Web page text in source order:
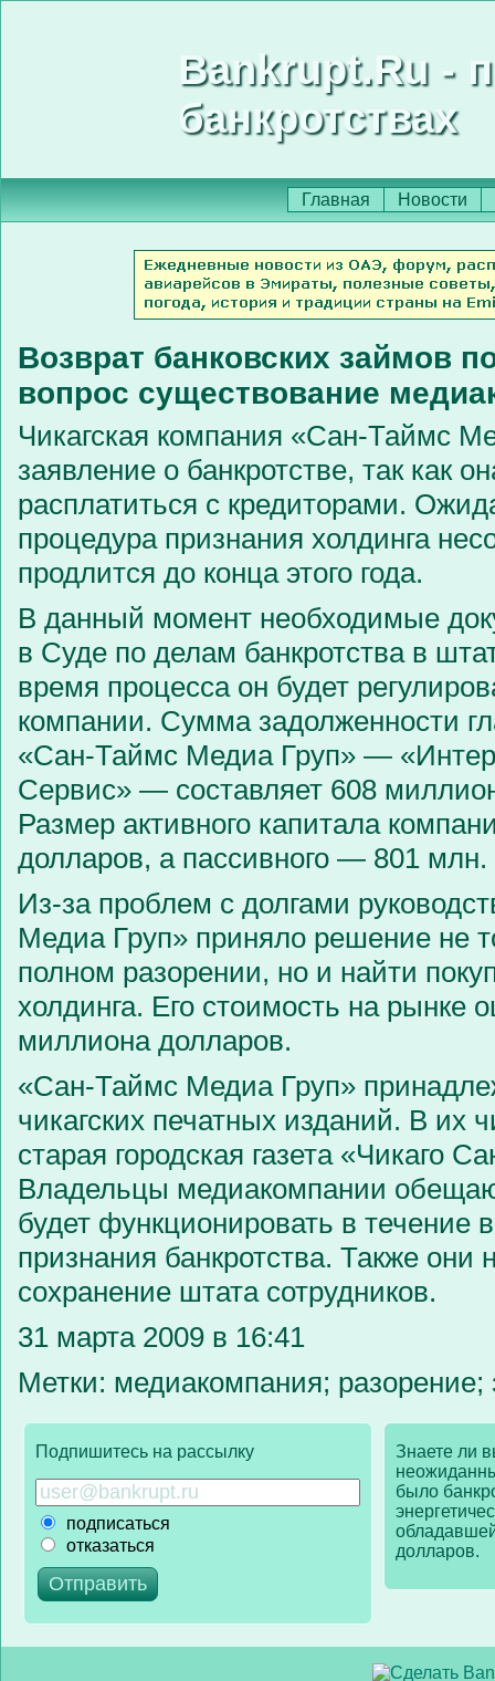
Bankrupt.Ru -
банкротствах
Главная Новости
Возврат банковских займов
вопрос существование
Чикагская компания «Сан-Таймс
заявление о банкротстве, так как
расплатиться с кредиторами.
процедура признания холдинга
продлится до конца этого года.
В данный момент необходимые
в Суде по делам банкротства в
время процесса он будет
компании. Сумма задолженности
«Сан-Таймс Медиа Груп» —
Сервис» — составляет 608
Размер активного капитала
долларов, а пассивного — 801 млн.
Из-за проблем с долгами
Медиа Груп» приняло решение не
полном разорении, но и найти
холдинга. Его стоимость на рынке
миллиона долларов.
«Сан-Таймс Медиа Груп»
чикагских печатных изданий. В их
старая городская газета «Чикаго
Владельцы медиакомпании
будет функционировать в течение
признания банкротства. Также они
сохранение штата сотрудников.
31 марта 2009 в 16:41
Метки: медиакомпания;
Подпишитесь на рассылку
подписаться
отказаться
Знаете ли
было
долларов.